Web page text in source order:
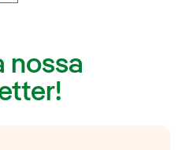
nossa